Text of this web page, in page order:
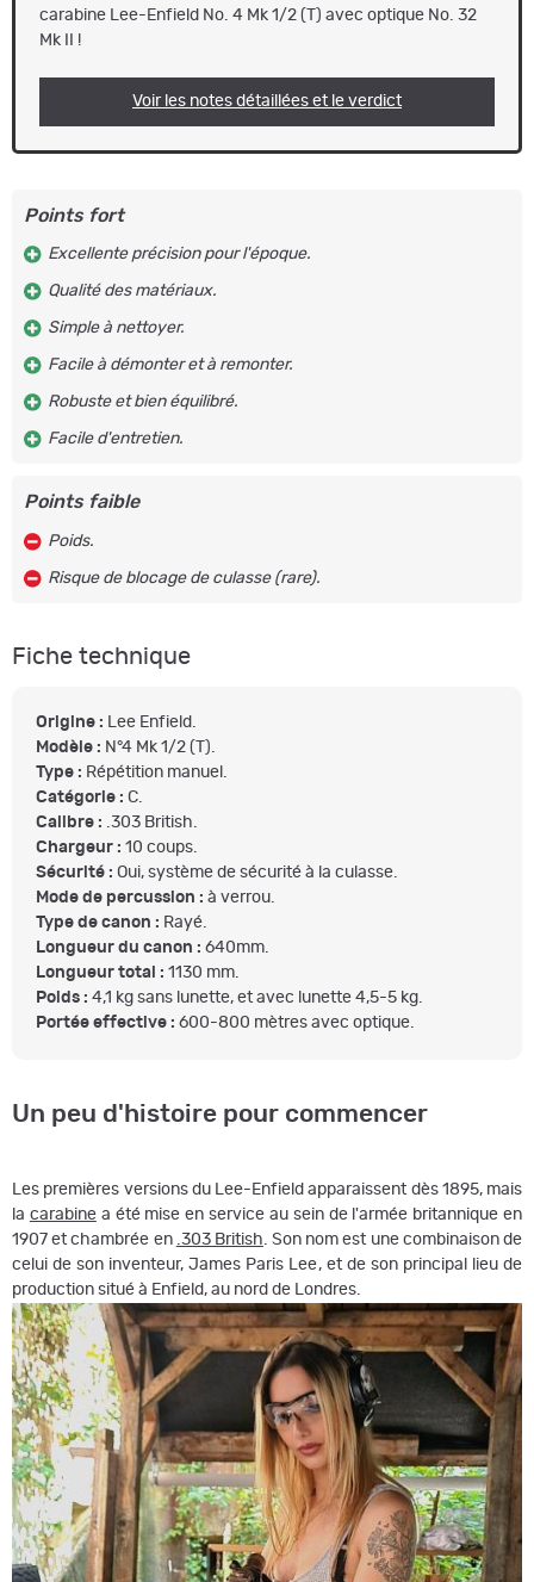
carabine Lee-Enfield No. 4 Mk 1/2 (T) avec optique No. 32
Mk II !
Voir les notes détaillées et le verdict
Points fort
Excellente précision pour l'époque.
Qualité des matériaux.
Simple à nettoyer.
Facile à démonter et à remonter.
Robuste et bien équilibré.
Facile d'entretien.
Points faible
Poids.
Risque de blocage de culasse (rare).
Fiche technique
Origine :
Lee Enfield.
Modèle : N°4 Mk 1/2 (T).
Type : Répétition manuel.
Catégorie : C.
Calibre : .303 British.
Chargeur : 10 coups.
Sécurité : Oui, système de sécurité à la culasse.
Mode de percussion : à verrou.
Type de canon : Rayé.
Longueur du canon : 640mm.
Longueur total : 1130 mm.
Poids : 4,1 kg sans lunette, et avec lunette 4,5-5 kg.
Portée effective : 600-800 mètres avec optique.
Un peu d'histoire pour commencer
Les premières versions du Lee-Enfield apparaissent dès 1895, mais
la carabinea été mise en service au sein de l'armée britannique en
1907 et chambrée en .303 British. Son nom est une combinaison de
celui de son inventeur, James Paris Lee, et de son principal lieu de
production situé à Enfield, au nord de Londres.